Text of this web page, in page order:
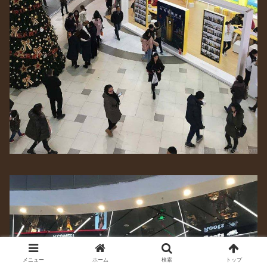
メニュー ホーム 検索 トップ